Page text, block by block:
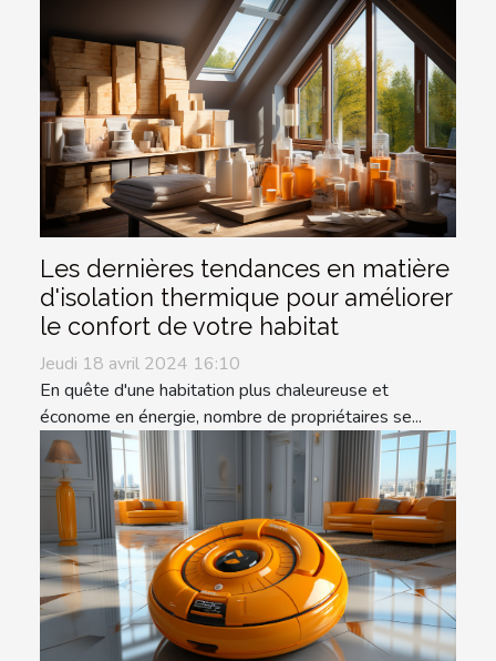
Les dernières tendances en matière
d'isolation thermique pour améliorer
le confort de votre habitat
Jeudi 18 avril 2024 16:10
En quête d'une habitation plus chaleureuse et
économe en énergie, nombre de propriétaires se...